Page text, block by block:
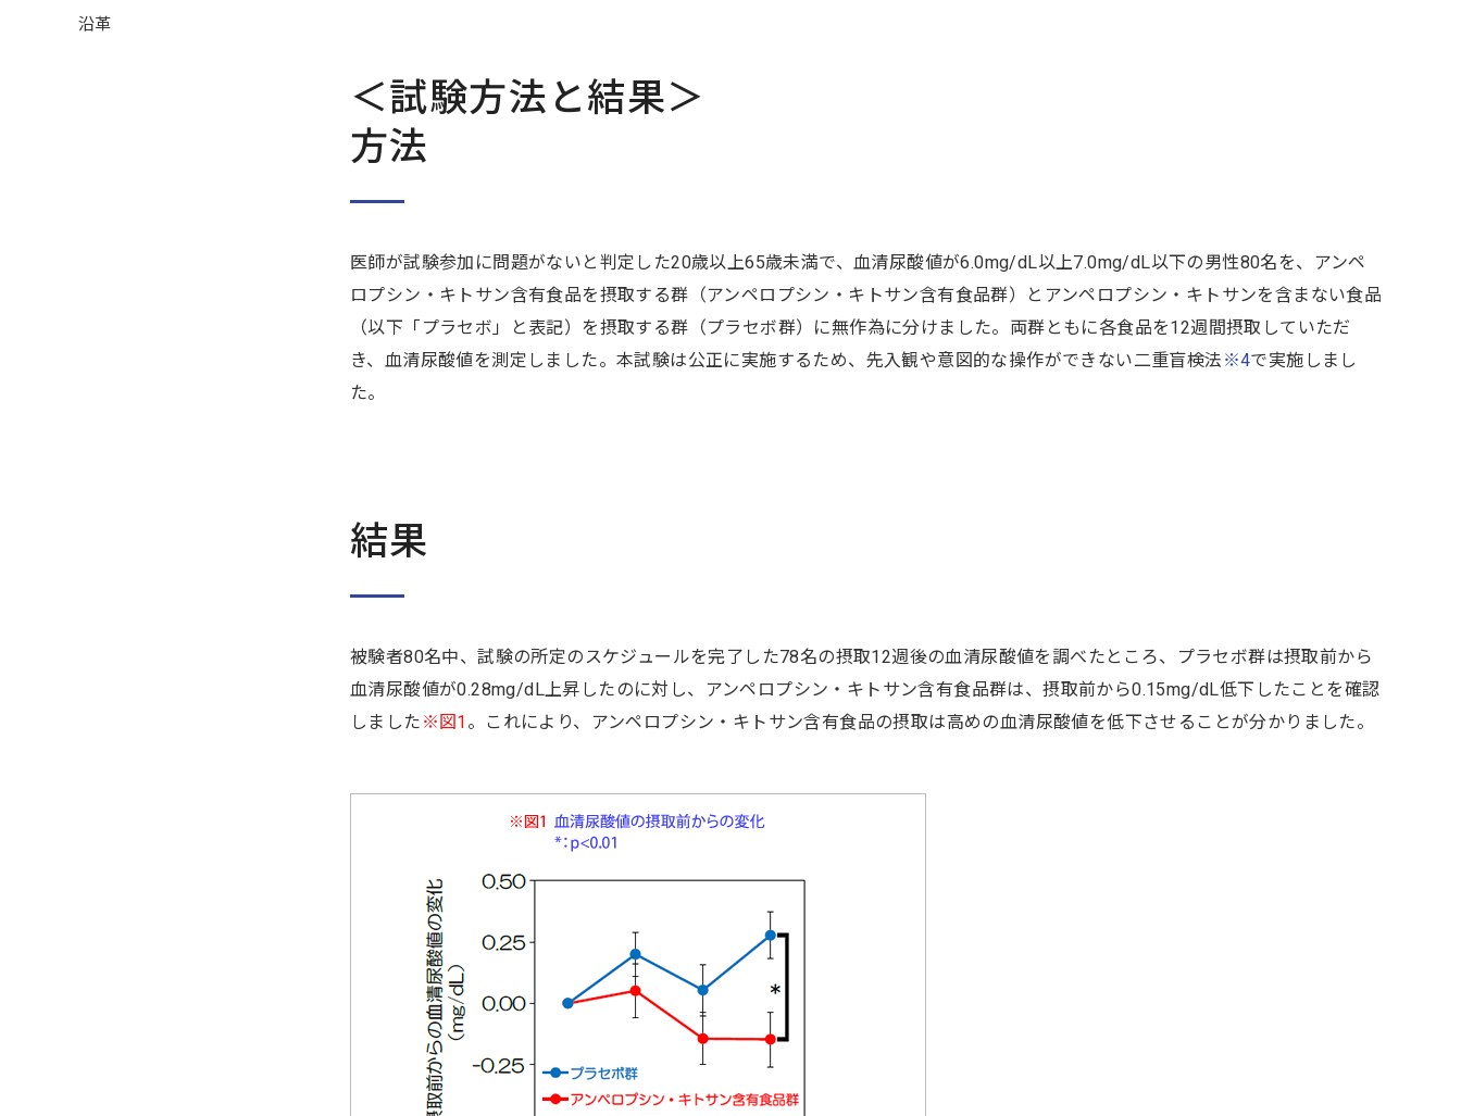
＜試験方法と結果＞
方法
医師が試験参加に問題がないと判定した20歳以上65歳未満で、血清尿酸値が6.0mg/dL以上7.0mg/dL以下の男性80名を、アンペ
ロプシン・キトサン含有食品を摂取する群（アンペロプシン・キトサン含有食品群）とアンペロプシン・キトサンを含まない食品
（以下「プラセボ」と表記）を摂取する群（プラセボ群）に無作為に分けました。両群ともに各食品を12週間摂取していただ
き、血清尿酸値を測定しました。本試験は公正に実施するため、先入観や意図的な操作ができない二重盲検法※4で実施しまし
た。
結果
被験者80名中、試験の所定のスケジュールを完了した78名の摂取12週後の血清尿酸値を調べたところ、プラセボ群は摂取前から
血清尿酸値が0.28mg/dL上昇したのに対し、アンペロプシン・キトサン含有食品群は、摂取前から0.15mg/dL低下したことを確認
しました※図1。これにより、アンペロプシン・キトサン含有食品の摂取は高めの血清尿酸値を低下させることが分かりました。
沿革